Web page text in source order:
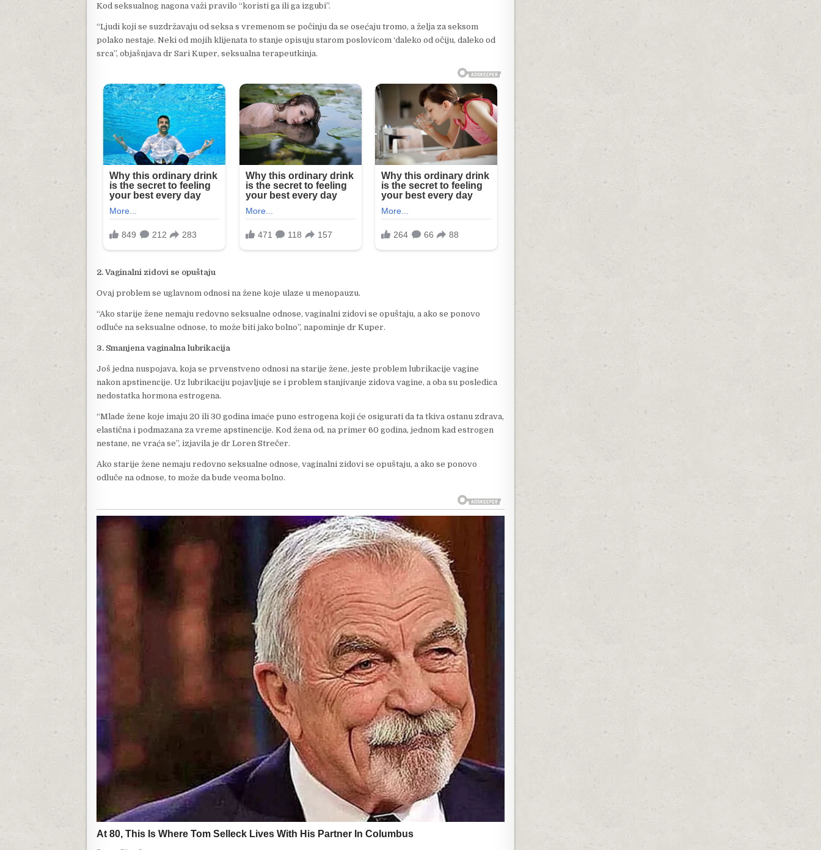
Kod seksualnog nagona važi pravilo “koristi ga ili ga izgubi”.
“Ljudi koji se suzdržavaju od seksa s vremenom se počinju da se osećaju tromo, a želja za seksom
polako nestaje. Neki od mojih klijenata to stanje opisuju starom poslovicom ‘daleko od očiju, daleko od
srca”, objašnjava dr Sari Kuper, seksualna terapeutkinja.
2. Vaginalni zidovi se opuštaju
Ovaj problem se uglavnom odnosi na žene koje ulaze u menopauzu.
“Ako starije žene nemaju redovno seksualne odnose, vaginalni zidovi se opuštaju, a ako se ponovo
odluče na seksualne odnose, to može biti jako bolno”, napominje dr Kuper.
3. Smanjena vaginalna lubrikacija
Još jedna nuspojava, koja se prvenstveno odnosi na starije žene, jeste problem lubrikacije vagine
nakon apstinencije. Uz lubrikaciju pojavljuje se i problem stanjivanje zidova vagine, a oba su posledica
nedostatka hormona estrogena.
“Mlade žene koje imaju 20 ili 30 godina imaće puno estrogena koji će osigurati da ta tkiva ostanu zdrava,
elastična i podmazana za vreme apstinencije. Kod žena od, na primer 60 godina, jednom kad estrogen
nestane, ne vraća se”, izjavila je dr Loren Strečer.
Ako starije žene nemaju redovno seksualne odnose, vaginalni zidovi se opuštaju, a ako se ponovo
odluče na odnose, to može da bude veoma bolno.